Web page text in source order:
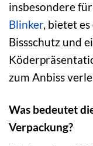
insbesondere für
Blinker, bietet
Bissschutz und
zum Anbiss
Was bedeutet
Verpackung?